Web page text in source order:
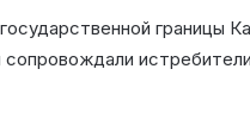
границы